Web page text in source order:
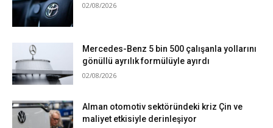
02/08/2026
Mercedes-Benz 5 bin 500 çalışanla yollarını
gönüllü ayrılık formülüyle ayırdı
02/08/2026
Alman otomotiv sektöründeki kriz Çin ve
maliyet etkisiyle derinleşiyor